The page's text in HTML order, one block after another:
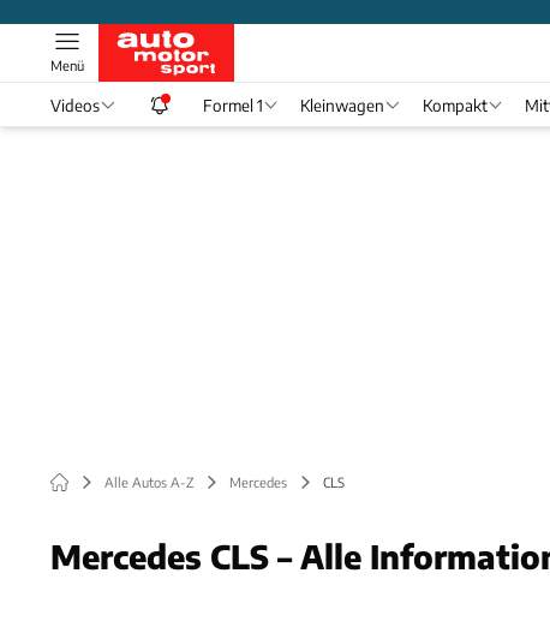
Menü
Videos Formel 1 Kleinwagen Kompakt
Alle Autos A-Z Mercedes CLS
Mercedes CLS – Alle